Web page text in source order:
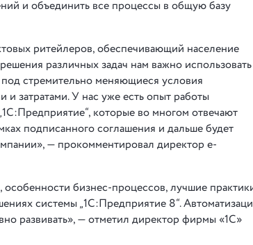
и объединить все процессы в общую базу
ритейлеров, обеспечивающий население
различных задач нам важно использовать
стремительно меняющиеся условия
затратами. У нас уже есть опыт работы
которые во многом отвечают
подписанного соглашения и дальше будет
— прокомментировал директор e-
бизнес-процессов, лучшие
системы „1С:Предприятие 8“.
развивать», — отметил директор фирмы «1С»